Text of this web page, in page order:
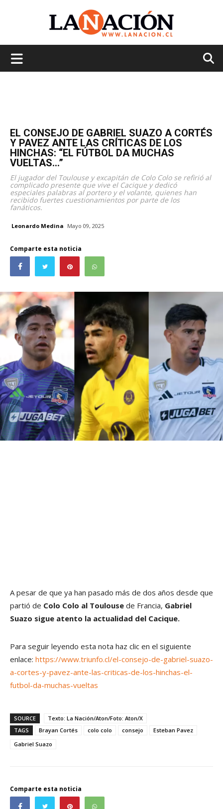
EL CONSEJO DE GABRIEL SUAZO A CORTÉS
Y PAVEZ ANTE LAS CRÍTICAS DE LOS
HINCHAS: “EL FÚTBOL DA MUCHAS
VUELTAS…”
El jugador del Toulouse y excapitán de Colo Colo se refirió al
complicado presente que vive el Cacique y dedicó
especiales palabras al portero y el volante, quienes han
recibido fuertes cuestionamientos por parte de los
fanáticos.
Leonardo Medina Mayo 09, 2025
Comparte esta noticia
A pesar de que ya han pasado más de dos años desde que
partió de Colo Colo al Toulouse de Francia, Gabriel
Suazo sigue atento la actualidad del Cacique.
Para seguir leyendo esta nota haz clic en el siguiente
enlace: https://www.triunfo.cl/el-consejo-de-gabriel-suazo-
a-cortes-y-pavez-ante-las-criticas-de-los-hinchas-el-
futbol-da-muchas-vueltas
SOURCE
Texto: La Nación/Aton/Foto: Aton/X
TAGS
Brayan Cortés colo colo consejo
Esteban Pavez
Gabriel Suazo
Comparte esta noticia